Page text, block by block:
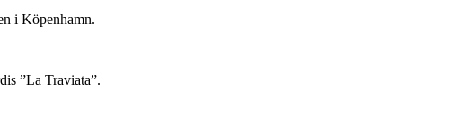
i Köpenhamn.
”La Traviata”.